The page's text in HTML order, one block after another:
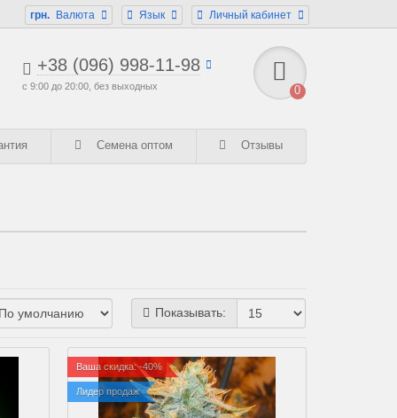
Личный кабинет
Язык
грн. Валюта
+38 (096) 998-11-98
с 9:00 до 20:00, без выходных 0
Семена оптом Отзывы
Показывать:
Ваша скидка: -40%
Лидер продаж